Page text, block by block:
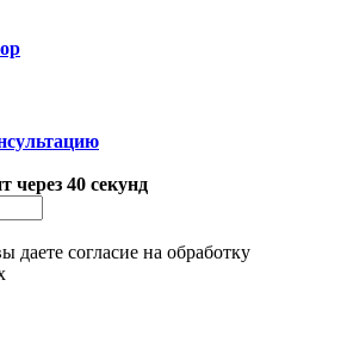
через 40 секунд
даете согласие на обработку